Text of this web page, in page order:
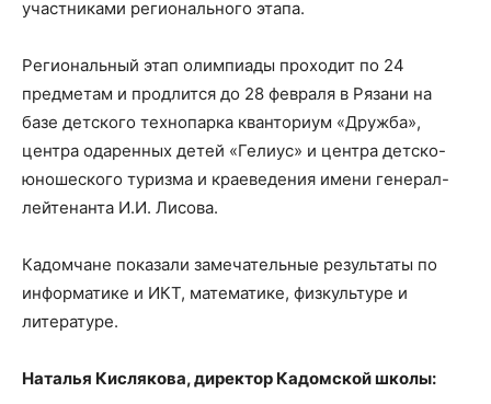
участниками регионального этапа.
Региональный этап олимпиады проходит по 24
предметам и продлится до 28 февраля в Рязани на
базе детского технопарка кванториум «Дружба»,
центра одаренных детей «Гелиус» и центра детско-
юношеского туризма и краеведения имени генерал-
лейтенанта И.И. Лисова.
Кадомчане показали замечательные результаты по
информатике и ИКТ, математике, физкультуре и
литературе.
Наталья Кислякова, директор Кадомской школы: